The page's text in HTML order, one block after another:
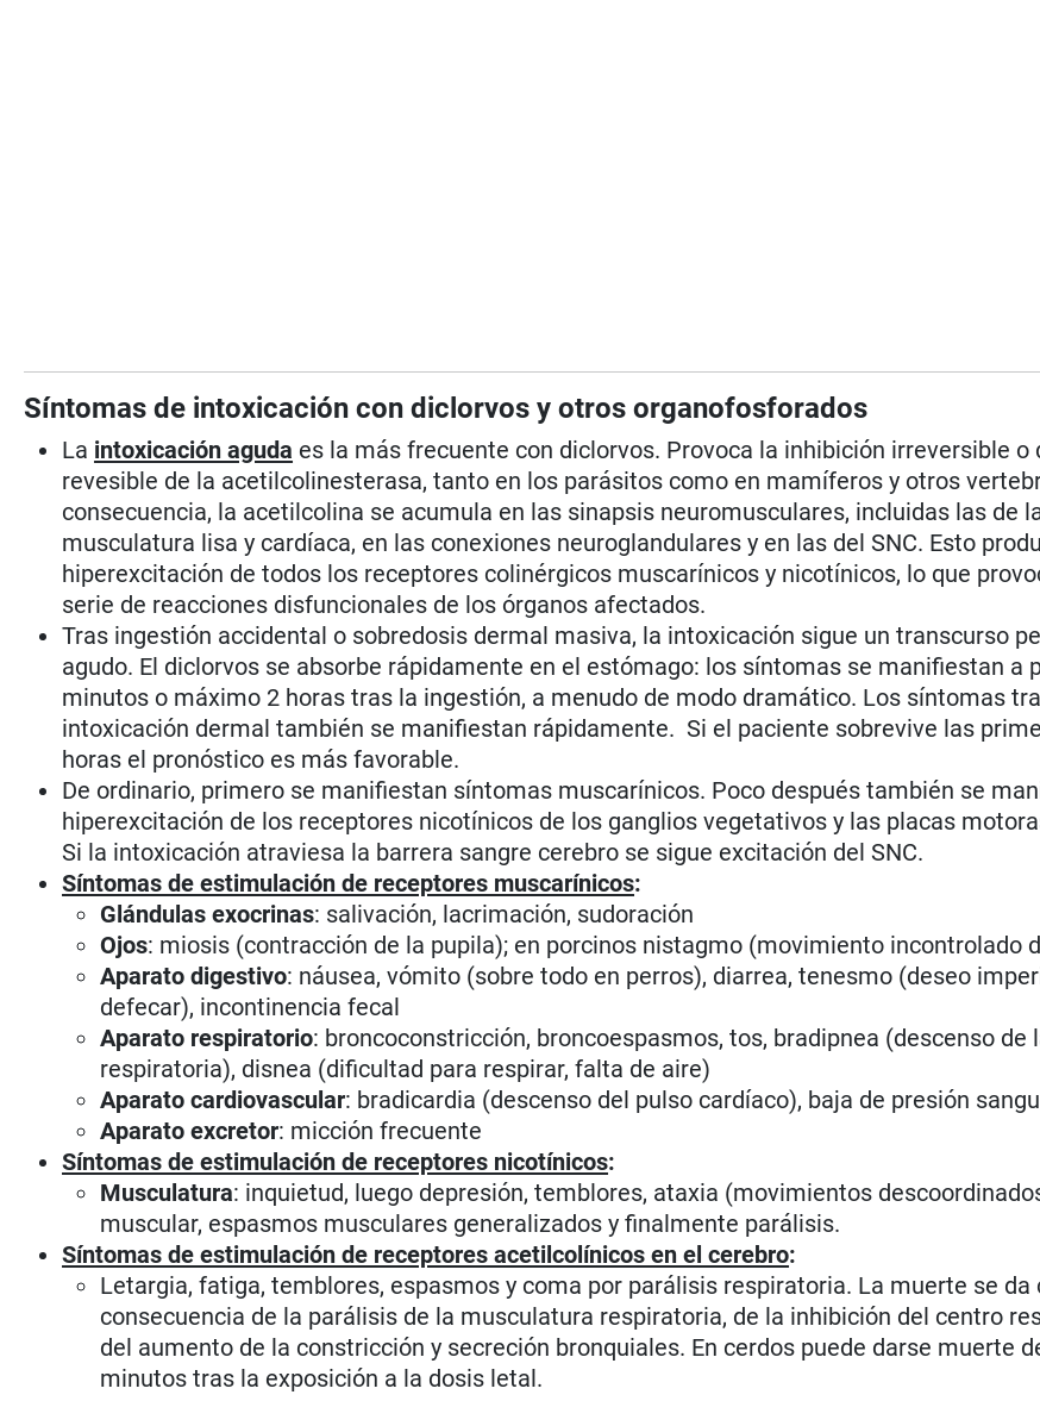
Síntomas de intoxicación con diclorvos y otros organofosforados
La intoxicación aguda es la más frecuente con diclorvos. Provoca la inhibición irreversible
revesible de la acetilcolinesterasa, tanto en los parásitos como en mamíferos y otros
consecuencia, la acetilcolina se acumula en las sinapsis neuromusculares, incluidas las de
musculatura lisa y cardíaca, en las conexiones neuroglandulares y en las del SNC. Esto
hiperexcitación de todos los receptores colinérgicos muscarínicos y nicotínicos, lo que
serie de reacciones disfuncionales de los órganos afectados.
Tras ingestión accidental o sobredosis dermal masiva, la intoxicación sigue un transcurso
agudo. El diclorvos se absorbe rápidamente en el estómago: los síntomas se manifiestan a
minutos o máximo 2 horas tras la ingestión, a menudo de modo dramático. Los síntomas
intoxicación dermal también se manifiestan rápidamente. Si el paciente sobrevive las
horas el pronóstico es más favorable.
De ordinario, primero se manifiestan síntomas muscarínicos. Poco después también se
hiperexcitación de los receptores nicotínicos de los ganglios vegetativos y las placas
Si la intoxicación atraviesa la barrera sangre cerebro se sigue excitación del SNC.
Síntomas de estimulación de receptores muscarínicos:
Glándulas exocrinas: salivación, lacrimación, sudoración
Ojos: miosis (contracción de la pupila); en porcinos nistagmo (movimiento incontrolado
Aparato digestivo: náusea, vómito (sobre todo en perros), diarrea, tenesmo (deseo
defecar), incontinencia fecal
Aparato respiratorio: broncoconstricción, broncoespasmos, tos, bradipnea (descenso de
respiratoria), disnea (dificultad para respirar, falta de aire)
Aparato cardiovascular: bradicardia (descenso del pulso cardíaco), baja de presión
Aparato excretor: micción frecuente
Síntomas de estimulación de receptores nicotínicos:
Musculatura: inquietud, luego depresión, temblores, ataxia (movimientos
muscular, espasmos musculares generalizados y finalmente parálisis.
Síntomas de estimulación de receptores acetilcolínicos en el cerebro:
Letargia, fatiga, temblores, espasmos y coma por parálisis respiratoria. La muerte se da
consecuencia de la parálisis de la musculatura respiratoria, de la inhibición del centro
del aumento de la constricción y secreción bronquiales. En cerdos puede darse muerte
minutos tras la exposición a la dosis letal.